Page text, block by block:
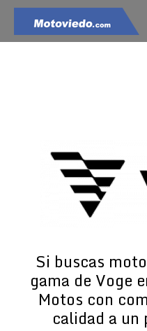
Si buscas
gama de Voge
Motos con
calidad a